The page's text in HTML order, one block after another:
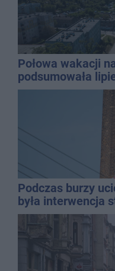
Połowa wakacji
podsumowała
Podczas burzy
była interwencja